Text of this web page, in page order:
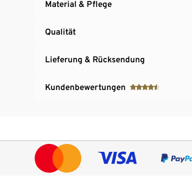
Material & Pflege
Qualität
Lieferung & Rücksendung
Kundenbewertungen